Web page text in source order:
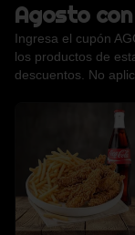
Agosto
Ingresa el cupón
los productos de
descuentos. No